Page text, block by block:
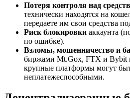
Потеря контроля над
технически находятся на
передаете им свои средства
Риск блокировки аккаунта
по ошибке).
Взломы, мошенничество и
биржами Mt.Gox, FTX и Bybit
крупные платформы могут
неплатежеспособными.